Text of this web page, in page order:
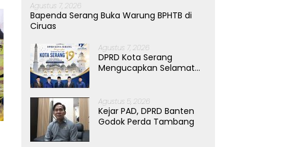
Agustus 7, 2026
Bapenda Serang Buka Warung BPHTB di
Ciruas
Agustus 7, 2026
DPRD Kota Serang
Mengucapkan Selamat
Agustus 5, 2026
Kejar PAD, DPRD Banten
Godok Perda Tambang